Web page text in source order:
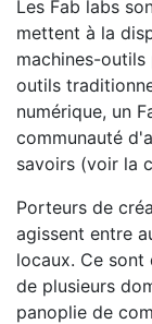
Les Fab labs
mettent à la
machines-outils
outils
numérique, un
communauté
savoirs (voir la
Porteurs de
agissent entre
locaux. Ce sont
de plusieurs
panoplie de